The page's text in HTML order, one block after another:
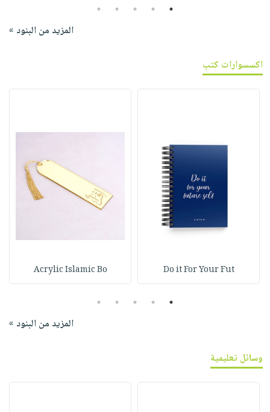
1
2
3
4
5
المزيد من البنود »
اكسسوارات كتب
Do it For Your Fut
Acrylic Islamic Bo
1
2
3
4
5
المزيد من البنود »
وسائل تعليمية